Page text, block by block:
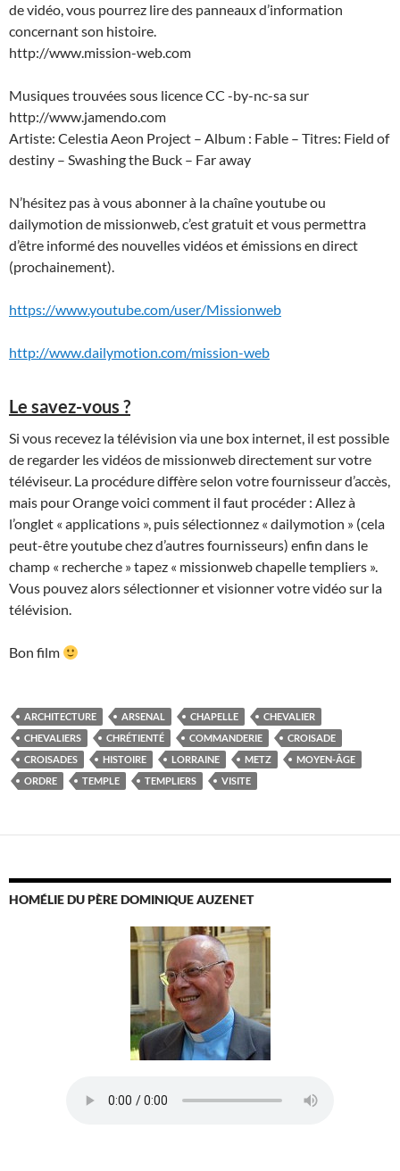
de vidéo, vous pourrez lire des panneaux d’information
concernant son histoire.
http://www.mission-web.com
Musiques trouvées sous licence CC -by-nc-sa sur
http://www.jamendo.com
Artiste: Celestia Aeon Project – Album : Fable – Titres: Field of
destiny – Swashing the Buck – Far away
N’hésitez pas à vous abonner à la chaîne youtube ou
dailymotion de missionweb, c’est gratuit et vous permettra
d’être informé des nouvelles vidéos et émissions en direct
(prochainement).
https://www.youtube.com/user/Missionweb
http://www.dailymotion.com/mission-web
Le savez-vous ?
Si vous recevez la télévision via une box internet, il est possible
de regarder les vidéos de missionweb directement sur votre
téléviseur. La procédure diffère selon votre fournisseur d’accès,
mais pour Orange voici comment il faut procéder : Allez à
l’onglet « applications », puis sélectionnez « dailymotion » (cela
peut-être youtube chez d’autres fournisseurs) enfin dans le
champ « recherche » tapez « missionweb chapelle templiers ».
Vous pouvez alors sélectionner et visionner votre vidéo sur la
télévision.
Bon film
ARCHITECTURE ARSENAL CHAPELLE
CHEVALIER
CHEVALIERS
CHRÉTIENTÉ COMMANDERIE
CROISADE
CROISADES
HISTOIRE LORRAINE METZ
MOYEN-ÂGE
ORDRE
TEMPLE TEMPLIERS VISITE
HOMÉLIE DU PÈRE DOMINIQUE AUZENET